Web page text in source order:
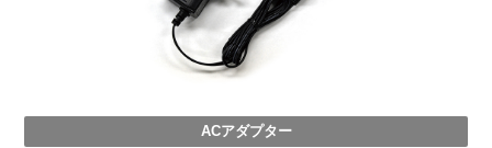
ACアダプター